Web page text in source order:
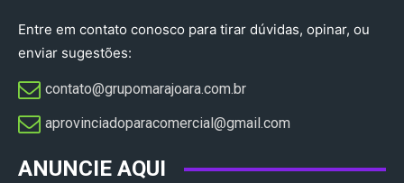
Entre em contato conosco para tirar dúvidas, opinar, ou
enviar sugestões:
contato@grupomarajoara.com.br
aprovinciadoparacomercial@gmail.com​
ANUNCIE AQUI